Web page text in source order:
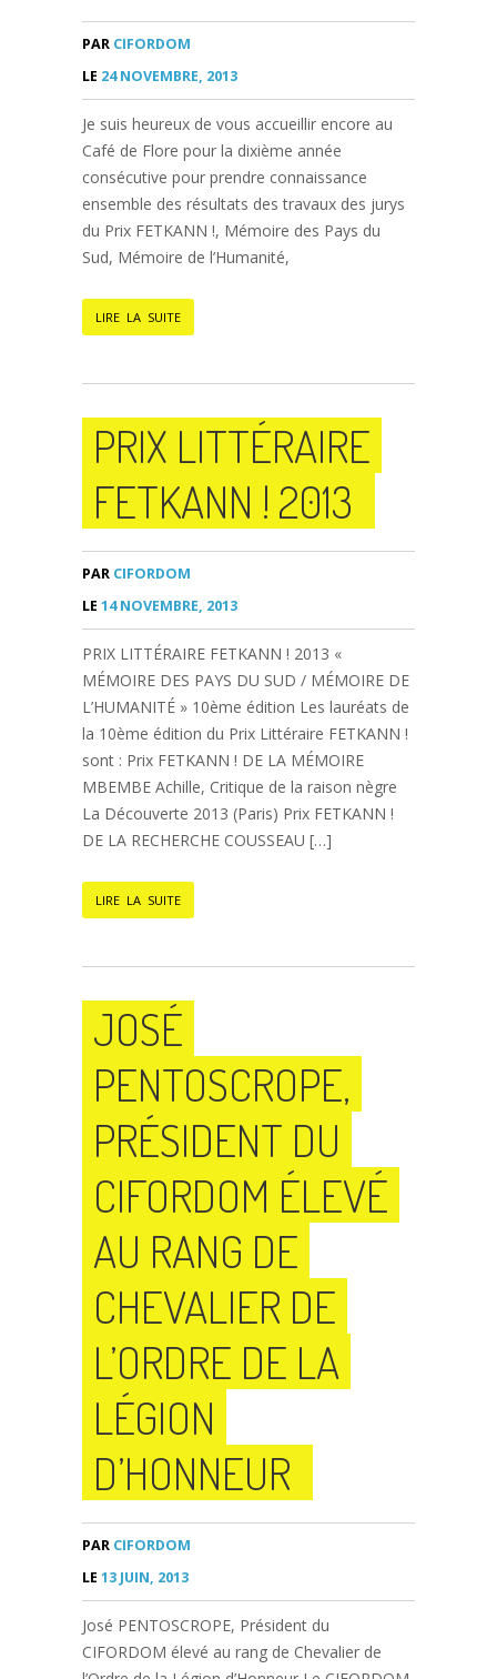
PAR CIFORDOM
LE 24 NOVEMBRE, 2013
Je suis heureux de vous accueillir encore au
Café de Flore pour la dixième année
consécutive pour prendre connaissance
ensemble des résultats des travaux des jurys
du Prix FETKANN !, Mémoire des Pays du
Sud, Mémoire de l’Humanité,
LIRE LA SUITE
PRIX LITTÉRAIRE
FETKANN ! 2013
PAR CIFORDOM
LE 14 NOVEMBRE, 2013
PRIX LITTÉRAIRE FETKANN ! 2013 «
MÉMOIRE DES PAYS DU SUD / MÉMOIRE DE
L’HUMANITÉ » 10ème édition Les lauréats de
la 10ème édition du Prix Littéraire FETKANN !
sont : Prix FETKANN ! DE LA MÉMOIRE
MBEMBE Achille, Critique de la raison nègre
La Découverte 2013 (Paris) Prix FETKANN !
DE LA RECHERCHE COUSSEAU […]
LIRE LA SUITE
JOSÉ
PENTOSCROPE,
PRÉSIDENT DU
CIFORDOM ÉLEVÉ
AU RANG DE
CHEVALIER DE
L’ORDRE DE LA
LÉGION
D’HONNEUR
PAR CIFORDOM
LE 13 JUIN, 2013
José PENTOSCROPE, Président du
CIFORDOM élevé au rang de Chevalier de